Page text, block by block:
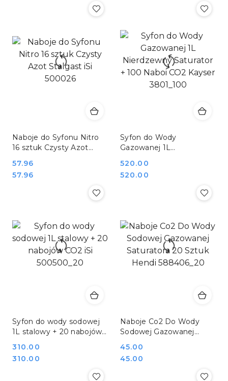
Naboje do Syfonu Nitro
16 sztuk Czysty Azot
Cena:
57.96
Cena:
57.96
Syfon do Wody
Gazowanej 1L
100 Naboi CO2 Kayser
3801_100
Cena:
520.00
Cena:
520.00
Syfon do wody sodowej
1L stalowy + 20 nabojów
Cena:
310.00
Cena:
310.00
Naboje Co2 Do Wody
Sodowej Gazowanej
Hendi 588406_20
Cena:
45.00
Cena:
45.00